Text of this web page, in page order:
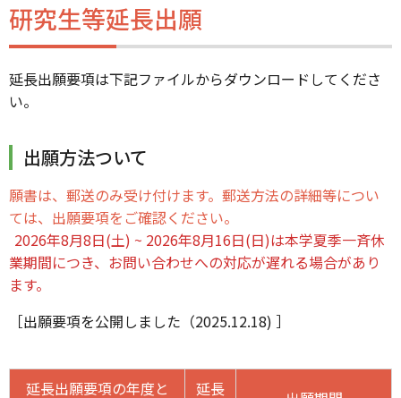
研究生等延長出願
延長出願要項は下記ファイルからダウンロードしてくださ
い。
出願方法ついて
願書は、郵送のみ受け付けます。郵送方法の詳細等につい
ては、出願要項をご確認ください。
2026年8月8日(土) ~ 2026年8月16日(日)は本学夏季一斉休
業期間につき、お問い合わせへの対応が遅れる場合があり
ます。
［出願要項を公開しました（2025.12.18) ］
延長出願要項の年度と
延長